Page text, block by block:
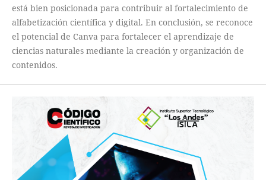
está bien posicionada para contribuir al fortalecimiento de
alfabetización científica y digital. En conclusión, se reconoce
el potencial de Canva para fortalecer el aprendizaje de
ciencias naturales mediante la creación y organización de
contenidos.